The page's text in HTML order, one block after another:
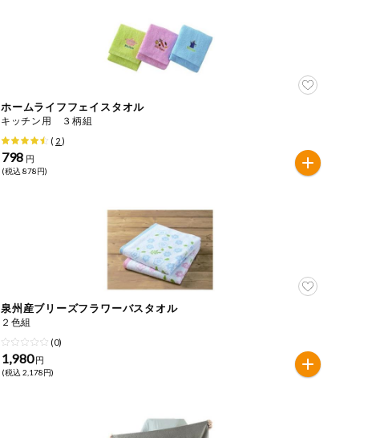
ホームライフフェイスタオル
キッチン用 ３柄組
( 2)
798 円
(税込 878円)
泉州産ブリーズフラワーバスタオル
２色組
(0)
1,980 円
(税込 2,178円)